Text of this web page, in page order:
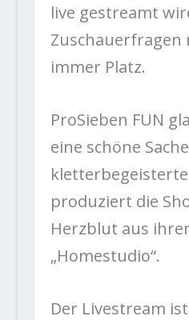
live gestreamt
Zuschauerfragen
immer Platz.
ProSieben FUN
eine schöne
produziert die
Herzblut aus
„Homestudio“.
Der Livestream